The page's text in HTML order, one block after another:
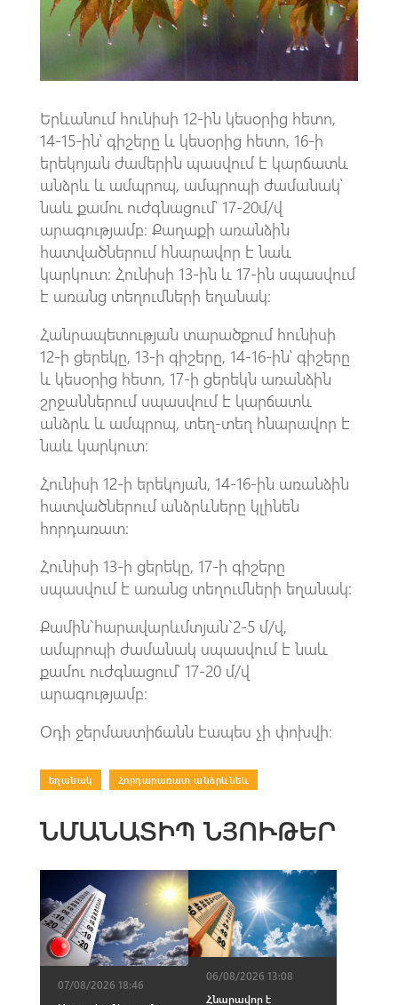
p
Երևանում հունիսի 12-ին կեսօրից հետո,
14-15-ին՝ գիշերը և կեսօրից հետո, 16-ի
երեկոյան ժամերին պասվում է կարճատև
անձրև և ամպրոպ, ամպրոպի ժամանակ՝
նաև քամու ուժգնացում՝ 17-20մ/վ
արագությամբ։ Քաղաքի առանձին
հատվածներում հնարավոր է նաև
կարկուտ։ Հունիսի 13-ին և 17-ին սպասվում
է առանց տեղումների եղանակ։
Հանրապետության տարածքում հունիսի
12-ի ցերեկը, 13-ի գիշերը, 14-16-ին՝ գիշերը
և կեսօրից հետո, 17-ի ցերեկն առանձին
շրջաններում սպասվում է կարճատև
անձրև և ամպրոպ, տեղ-տեղ հնարավոր է
նաև կարկուտ։
Հունիսի 12-ի երեկոյան, 14-16-ին առանձին
հատվածներում անձրևները կլինեն
հորդառատ։
Հունիսի 13-ի ցերեկը, 17-ի գիշերը
սպասվում է առանց տեղումների եղանակ։
Քամին`հարավարևմտյան`2-5 մ/վ,
ամպրոպի ժամանակ սպասվում է նաև
քամու ուժգնացում՝ 17-20 մ/վ
արագությամբ։
Օդի ջերմաստիճանն էապես չի փոխվի։
եղանակ Հորդարառատ անձրևնեև
ՆՄԱՆԱՏԻՊ ՆՅՈՒԹԵՐ
07/08/2026 18:46
06/08/2026 13:08
Հնարավոր է